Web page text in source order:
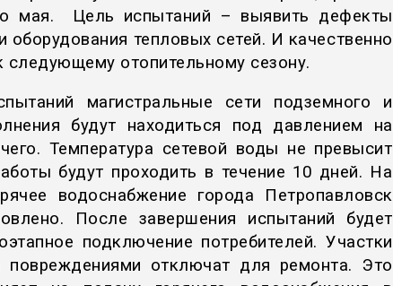
мая. Цель испытаний – выявить дефекты
оборудования тепловых сетей. И качественно
следующему отопительному сезону.
магистральные сети подземного и
будут находиться под давлением на
Температура сетевой воды не превысит
будут проходить в течение 10 дней. На
водоснабжение города Петропавловск
После завершения испытаний будет
подключение потребителей. Участки
отключат для ремонта. Это